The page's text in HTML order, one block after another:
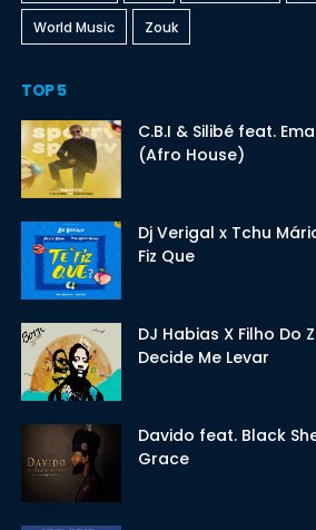
World Music Zouk
TOP 5
C.B.I & Silibé feat.
(Afro House)
Dj Verigal x Tchu
Fiz Que
DJ Habias X Filho Do
Decide Me Levar
Davido feat. Black
Grace